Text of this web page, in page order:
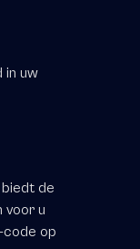
in uw
de
voor u
code op